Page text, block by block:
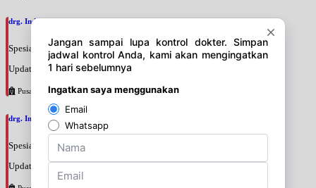
drg. Indri Yuliana, SpOrt
Spesialis: Gigi
Update terakhir: 2026-08-07 19:20:15
Pusat Pertamina
drg. Indah Dwi Nursanty, SpOrt
Spesialis: Gigi
Update terakhir: 2026-08-07 19:18:45